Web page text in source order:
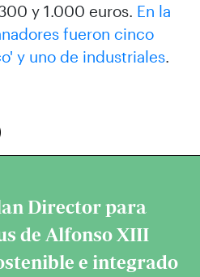
y 1.000 euros. En la
fueron cinco
y uno de industriales.
Director para
de Alfonso XIII
e integrado